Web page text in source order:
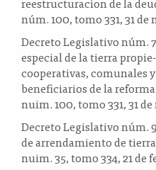
núm. 100, tomo 331, 31 de
Decreto Legislativo núm.
especial de la tierra
cooperativas, comunales
beneficiarios de la
nuim. 100, tomo 331, 31
Decreto Legislativo núm.
de arrendamiento de
nuim. 35, tomo 334, 21 de